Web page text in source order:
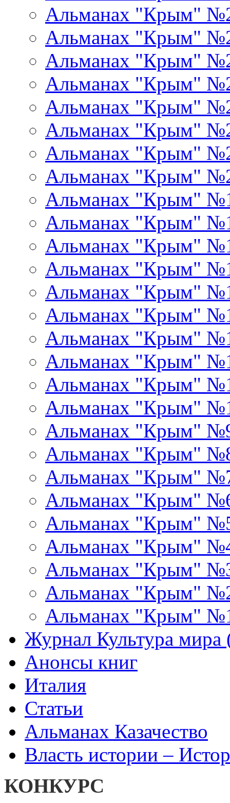
Альманах "Крым"
Альманах "Крым"
Альманах "Крым"
Альманах "Крым"
Альманах "Крым"
Альманах "Крым"
Альманах "Крым"
Альманах "Крым"
Альманах "Крым"
Альманах "Крым"
Альманах "Крым"
Альманах "Крым"
Альманах "Крым"
Альманах "Крым"
Альманах "Крым"
Альманах "Крым"
Альманах "Крым"
Альманах "Крым"
Альманах "Крым"
Альманах "Крым"
Альманах "Крым"
Альманах "Крым"
Альманах "Крым"
Альманах "Крым"
Альманах "Крым"
Альманах "Крым"
Альманах "Крым"
Журнал Культура
Анонсы книг
Италия
Статьи
Альманах Казачество
Власть истории –
КОНКУРС